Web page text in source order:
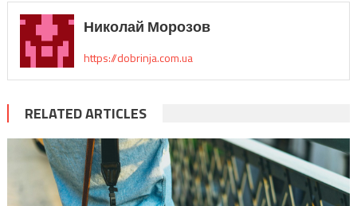
Николай Морозов
https://dobrinja.com.ua
RELATED ARTICLES